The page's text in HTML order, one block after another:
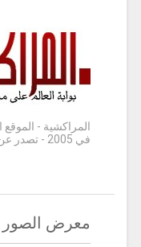
المراكشية -
في 2005 - تصدر عن شركة IMAR MED-SARL
معرض الصور